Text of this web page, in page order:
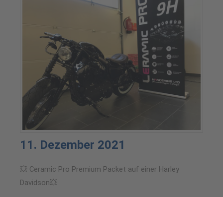
11. Dezember 2021
💥 Ceramic Pro Premium Packet auf einer Harley
Davidson💥